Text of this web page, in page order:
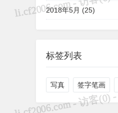
2018年5月 (25)
标签列表
写真 签字笔画